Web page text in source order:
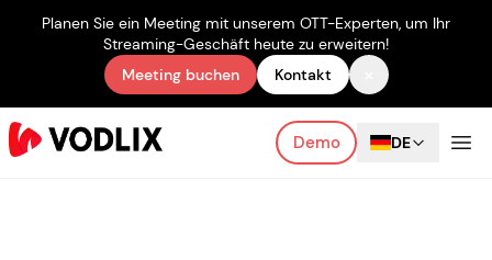
Planen Sie ein Meeting mit unserem OTT-Experten, um Ihr
Streaming-Geschäft heute zu erweitern!
Meeting buchen
Kontakt
Demo DE